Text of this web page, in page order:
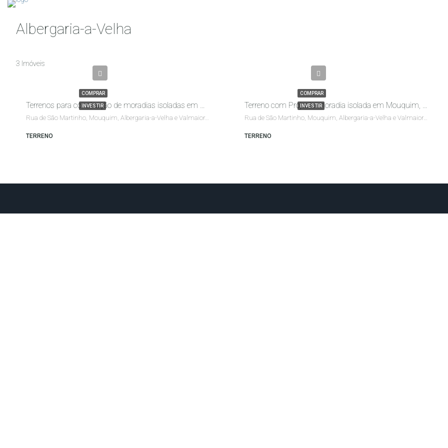
Albergaria-a-Velha
3 Imóveis
COMPRAR
INVESTIR Terrenos para construção de moradias isoladas em Mouquim, Albergaria-a-Velha, Aveiro
Rua de São Martinho, Mouquim, Albergaria-a-Velha e Valmaior, Albergaria-a-Velha, Aveiro, 3750-603, Portugal
TERRENO
COMPRAR
INVESTIR Terreno com Projecto moradia isolada em Mouquim, Albergaria-a-Velha, Aveiro
Rua de São Martinho, Mouquim, Albergaria-a-Velha e Valmaior, Albergaria-a-Velha, Aveiro, 3750-603, Portugal
TERRENO